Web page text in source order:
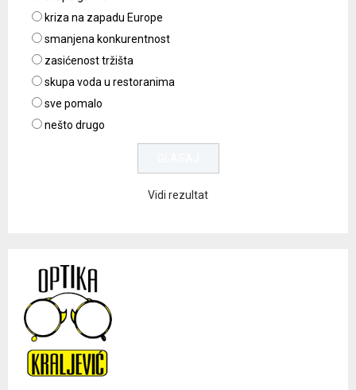
kriza na zapadu Europe
smanjena konkurentnost
zasićenost tržišta
skupa voda u restoranima
sve pomalo
nešto drugo
Vidi rezultat